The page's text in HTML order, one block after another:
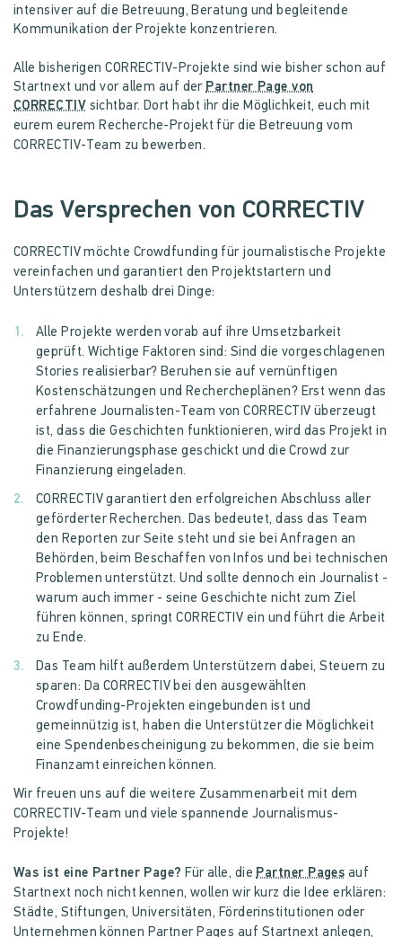
intensiver auf die Betreuung, Beratung und begleitende
Kommunikation der Projekte konzentrieren.
Alle bisherigen CORRECTIV-Projekte sind wie bisher schon auf
Startnext und vor allem auf derPartner Page von
CORRECTIV sichtbar.Dort habt ihr die Möglichkeit, euch mit
eurem eurem Recherche-Projekt für die Betreuung vom
CORRECTIV-Team zu bewerben.
Das Versprechen von CORRECTIV
CORRECTIV möchte Crowdfunding für journalistische Projekte
vereinfachen und garantiert den Projektstartern und
Unterstützern deshalb drei Dinge:
Alle Projekte werden vorab auf ihre Umsetzbarkeit
geprüft. Wichtige Faktoren sind: Sind die vorgeschlagenen
Stories realisierbar? Beruhen sie auf vernünftigen
Kostenschätzungen und Rechercheplänen? Erst wenn das
erfahrene Journalisten-Team von CORRECTIV überzeugt
ist, dass die Geschichten funktionieren, wird das Projekt in
die Finanzierungsphase geschickt und die Crowd zur
Finanzierung eingeladen.
CORRECTIV garantiert den erfolgreichen Abschluss aller
geförderter Recherchen. Das bedeutet, dass das Team
den Reporten zur Seite steht und sie bei Anfragen an
Behörden, beim Beschaffen von Infos und bei technischen
Problemen unterstützt. Und sollte dennoch ein Journalist -
warum auch immer - seine Geschichte nicht zum Ziel
führen können, springt CORRECTIV ein und führt die Arbeit
zu Ende.
Das Team hilft außerdem Unterstützern dabei, Steuern zu
sparen: Da CORRECTIV bei den ausgewählten
Crowdfunding-Projekten eingebunden ist und
gemeinnützig ist, haben die Unterstützer die Möglichkeit
eine Spendenbescheinigung zu bekommen, die sie beim
Finanzamt einreichen können.
Wir freuen uns auf die weitere Zusammenarbeit mit dem
CORRECTIV-Team und viele spannende Journalismus-
Projekte!
Was ist eine Partner Page? Für alle, diePartner Pages auf
Startnext noch nicht kennen, wollen wir kurz die Idee erklären:
Städte, Stiftungen, Universitäten, Förderinstitutionen oder
Unternehmen können Partner Pages auf Startnext anlegen,